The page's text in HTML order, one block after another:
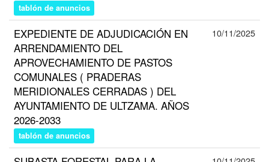
tablón de anuncios
EXPEDIENTE DE ADJUDICACIÓN EN
ARRENDAMIENTO DEL
APROVECHAMIENTO DE PASTOS
COMUNALES ( PRADERAS
MERIDIONALES CERRADAS ) DEL
AYUNTAMIENTO DE ULTZAMA. AÑOS
2026-2033
tablón de anuncios
10/11/2025